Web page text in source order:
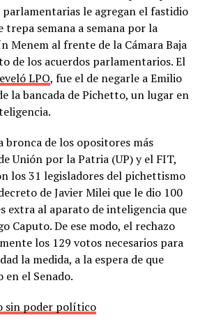
le agregan el fastidio
trepa semana a semana por la
Menem al frente de la Cámara Baja
de los acuerdos parlamentarios. El
LPO, fue el de negarle a Emilio
la bancada de Pichetto, un lugar en
bronca de los opositores más
Unión por la Patria (UP) y el FIT,
los 31 legisladores del pichettismo
de Javier Milei que le dio 100
extra al aparato de inteligencia que
Caputo. De ese modo, el rechazo
los 129 votos necesarios para
la medida, a la espera de que
el Senado.
sin poder político